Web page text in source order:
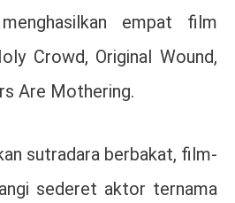
empat film
Crowd, Original Wound,
Are Mothering.
sutradara berbakat, film-
sederet aktor ternama